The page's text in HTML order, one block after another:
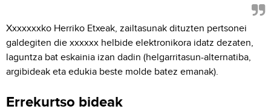
Xxxxxxxko Herriko Etxeak, zailtasunak dituzten pertsonei
galdegiten die xxxxxx helbide elektronikora idatz dezaten,
laguntza bat eskainia izan dadin (helgarritasun-alternatiba,
argibideak eta edukia beste molde batez emanak).
Errekurtso bideak